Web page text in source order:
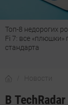
Топ-8 недорогих
Fi 7: все «плюшки»
стандарта
Новости
В